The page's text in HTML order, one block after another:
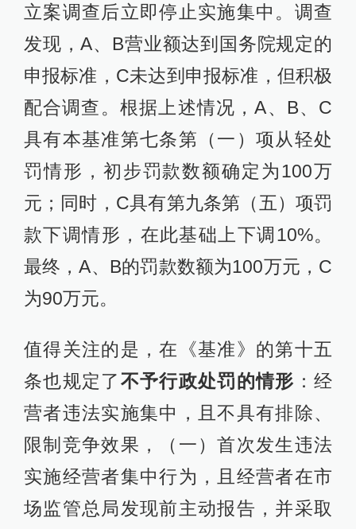
立案调查后立即停止实施集中。调查
发现，A、B营业额达到国务院规定的
申报标准，C未达到申报标准，但积极
配合调查。根据上述情况，A、B、C
具有本基准第七条第（一）项从轻处
罚情形，初步罚款数额确定为100万
元；同时，C具有第九条第（五）项罚
款下调情形，在此基础上下调10%。
最终，A、B的罚款数额为100万元，C
为90万元。
值得关注的是，在《基准》的第十五
条也规定了不予行政处罚的情形 ：经
营者违法实施集中，且不具有排除、
限制竞争效果，（一）首次发生违法
实施经营者集中行为，且经营者在市
场监管总局发现前主动报告，并采取